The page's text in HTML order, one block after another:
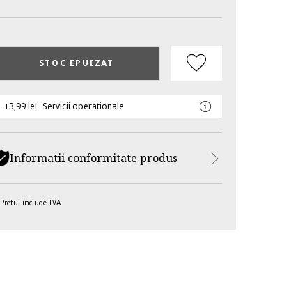
STOC EPUIZAT
+3,99 lei Servicii operationale
Informatii conformitate produs
Pretul include TVA.